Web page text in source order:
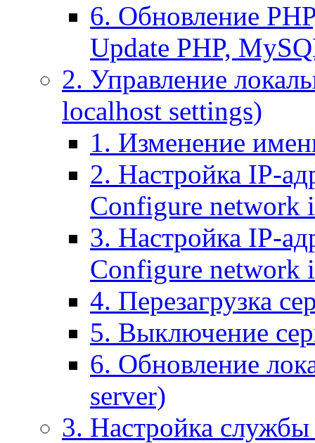
6. Обновление
Update PHP,
2. Управление
localhost settings)
1. Изменение
2. Настройка IP-
Configure network
3. Настройка IP-
Configure network
4. Перезагрузка
5. Выключение
6. Обновление
server)
3. Настройка